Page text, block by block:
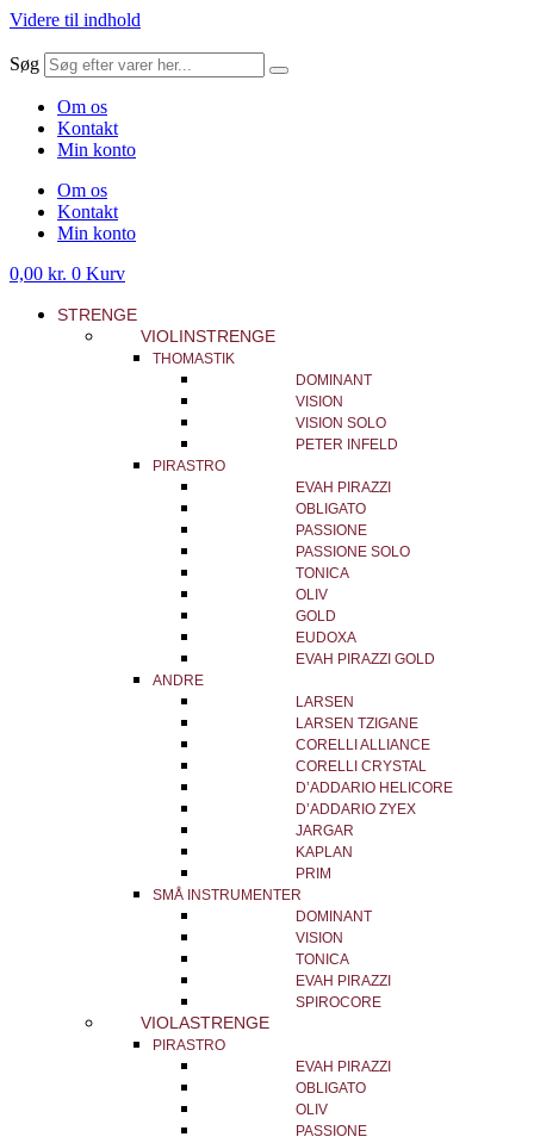
Videre til indhold
Søg
Om os
Kontakt
Min konto
Om os
Kontakt
Min konto
0,00 kr. 0 Kurv
STRENGE
VIOLINSTRENGE
THOMASTIK
DOMINANT
VISION
VISION SOLO
PETER INFELD
PIRASTRO
EVAH PIRAZZI
OBLIGATO
PASSIONE
PASSIONE SOLO
TONICA
OLIV
GOLD
EUDOXA
EVAH PIRAZZI GOLD
ANDRE
LARSEN
LARSEN TZIGANE
CORELLI ALLIANCE
CORELLI CRYSTAL
D’ADDARIO HELICORE
D’ADDARIO ZYEX
JARGAR
KAPLAN
PRIM
SMÅ INSTRUMENTER
DOMINANT
VISION
TONICA
EVAH PIRAZZI
SPIROCORE
VIOLASTRENGE
PIRASTRO
EVAH PIRAZZI
OBLIGATO
OLIV
PASSIONE